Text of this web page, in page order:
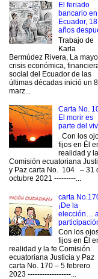
El feriado
bancario en
Ecuador, 18
años
Trabajo de
Karla
Bermúdez Rivera, La
crisis económica,
social del Ecuador de las
últimas décadas inició un
marz...
Carta No.
El morir es
parte del
Con los
fijos en Él
realidad y
Comisión ecuatoriana
y Paz carta No. 104 – 31
octubre 2021 ---------...
carta
¡De la
elección…
Con los
fijos en Él
realidad y la fe Comisión
ecuatoriana Justicia y Paz
carta No. 170 – 5 febrero
2023 ------------------...